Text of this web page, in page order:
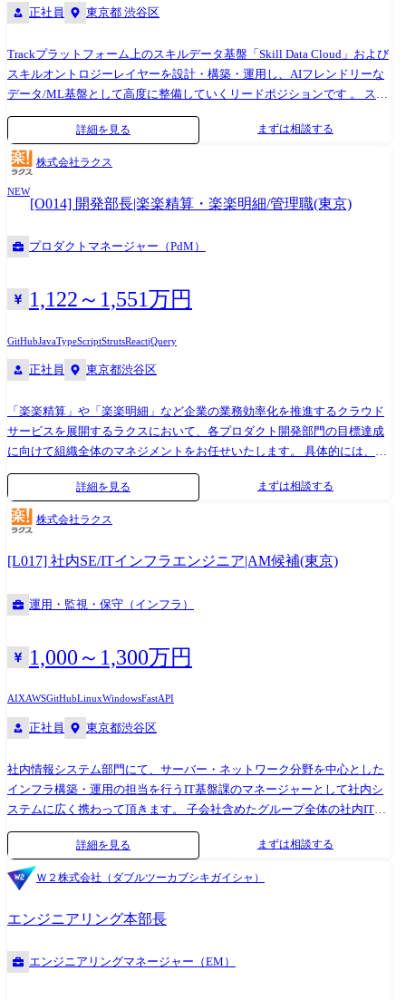
でを一貫して担うエンドツーエンドの開発ソリューションを提供してい
客様のビジネス変革(DX)を強力にサポートしてきました。
正社員 東京都 渋谷区
Trackプラットフォーム上のスキルデータ基盤「Skill Data Cloud」および
スキルオントロジーレイヤーを設計・構築・運用し、AIフレンドリーな
データ/ML基盤として高度に整備していくリードポジションです 。 スキ
ルタクソノミーのメンテナンスとスキルデータ分析、ML/生成AIを活用
したデータパイプライン・MLOps基盤構築を通じて、プロジェクト実
績・学習履歴・アセスメント等の多様なデータの信頼性・関連性をデー
タドリブンに担保します。 ビジネスサイドと連携しつつ、データサイエ
ンティストチームへの指示出しやプロジェクトディレクションを担い、
Skill Intelligence Lab全体の技術・運用標準をリードしていただきます 。
●スキルタクソノミー・オントロジーの設計・メンテナンス: スキル同士
の関連性のモデル化や変更履歴管理プロセスを設計し、組織全体での利
用: 複数データソースを統合する基盤設計をリードし、AIフレンドリーな
データ基盤の実現に向けたアーキテクチャ指針やロードマップを策定し
化します 。 ●ML/生成AIモデルの設計・実装・評価; スキルデータ活用に
品質・リスク管理基準を定義します 。 ●MLOps基盤の設計・構築・運用:
セキュリティとスケーラビリティを踏まえた最適なMLパイプライン構造
を設計し、Feature Storeやモデルレジストリの導入を主導します。 ●モデ
ルの本番デプロイと推論基盤構築: Kubernetes上でのモデル推論基盤の構
成を設計し、CI/CDを用いたデプロイパイプラインの標準を定めます。 ●
運用監視・品質管理: モデル監視指標の標準化やA/Bテストの設計をリー
ドし、組織横断の品質管理フレームワークを策定します 。 ●プロジェク
トマネジメント:プロジェクト計画の策定、データサイエンティストチー
ムへのディレクション、ビジネスサイドとの要件調整をリードします 。
※業務の変更の範囲:会社内での全ての業務 ●開発環境・ツール ※指定は
ありませんが、下記が案件で主に使われる技術です ※支給PC:Windows
ミング・スクリプト言語:Python ・クラウド・インフラ・コンテナ基盤:
パブリッククラウド全般 、Kubernetes ・CI/CD・認証:CI/CD環境 、IAM
(Identity and Access Management) ・MLOps・MLプラットフォー
タ基盤:DWH (データウェアハウス) 、データパイプライン構築・運用
詳細を見る まずは相談する
株式会社ラクス
NEW
[O014] 開発部長|楽楽精算・楽楽明細/管理職(東京)
プロダクトマネージャー（PdM）
1,122～1,551万円
GitHubJavaTypeScriptStrutsReactjQuery
正社員 東京都渋谷区
「楽楽精算」や「楽楽明細」など企業の業務効率化を推進するクラウド
サービスを展開するラクスにおいて、各プロダクト開発部門の目標達成
に向けて組織全体のマネジメントをお任せいたします。 具体的には、組
織戦略立案、チームビルディング、オペレーション設計、マネジメント
層への指導・育成を含めた組織運営を担っていただきます。 具体的な業
務内容 組織戦略立案:プロダクト開発組織の方針決定、リソースマネジメ
ント (技術的戦略に則り、部下への戦術の落とし込み、達成支援による人
材育成をしていただきます。) プロダクト開発のマネジメント:各開発チ
ームの管理と指導、プロジェクト全体の進行管理、リソース配分、リス
ク管理、製品開発全工程の品質管理 メンバー管理:人事考課、リーダー/
メンバー育成、1on1ミーティング、文化/マインドの熟成 自社で採用す
いただきます。) ※従事すべき業務の変更の範囲 本人の能力・適性およ
び事業運営上の必要性に応じ、会社の定める業務に変更する場合があり
SAStruts、jQuery、Vue.js(3.x系)、React ●データベース:PostgreSQL
手法:ウォーターフォール、アジャイル(スクラム) ●バージョン管理シス
テム:GitHub ●チケット管理システム:GitHub Projects、Redmine ●CI、テ
スト:GitHub Actions、Playwright、Jest、Vitest ●その他ツール:ChatGPT
Teams、GitHub Copilot、VSCode、Swagger ●PC: ノートPC(Windows or
Mac選択可能)、ワイドディスプレイ2台 or 4Kディスプレイ支給
詳細を見る まずは相談する
株式会社ラクス
[L017] 社内SE/ITインフラエンジニア|AM候補(東京)
運用・監視・保守（インフラ）
1,000～1,300万円
AIXAWSGitHubLinuxWindowsFastAPI
正社員 東京都渋谷区
社内情報システム部門にて、サーバー・ネットワーク分野を中心とした
インフラ構築・運用の担当を行うIT基盤課のマネージャーとして社内シ
ステムに広く携わって頂きます。 子会社含めたグループ全体の社内ITイ
ンフラの構築・設計・運用を行うメンバーのプロジェクトフォローをは
じめ、組織MVVと紐づけたプロジェクトの推進、メンバーの育成など広
く取り組んでいただきます。 当社は事業拡大に向けて積極的に増員採用
をしており、オフィスの増床・移転が比較的多く、新規の機器選定など
0→1で環境構築する場面もあるため非常に裁量が大きい状況です。 マネ
ージャーとして、既存運用だけでなく新たな施策の提案や全体戦略を主
体的に考えていただけるポジションです。 【担当業務】 新プロジェクト
や既存システム改善プロジェクトのPM業務 例えば… ・レガシーな機器
詳細を見る まずは相談する
Ｗ２株式会社（ダブルツーカブシキガイシャ）
エンジニアリング本部長
エンジニアリングマネージャー（EM）